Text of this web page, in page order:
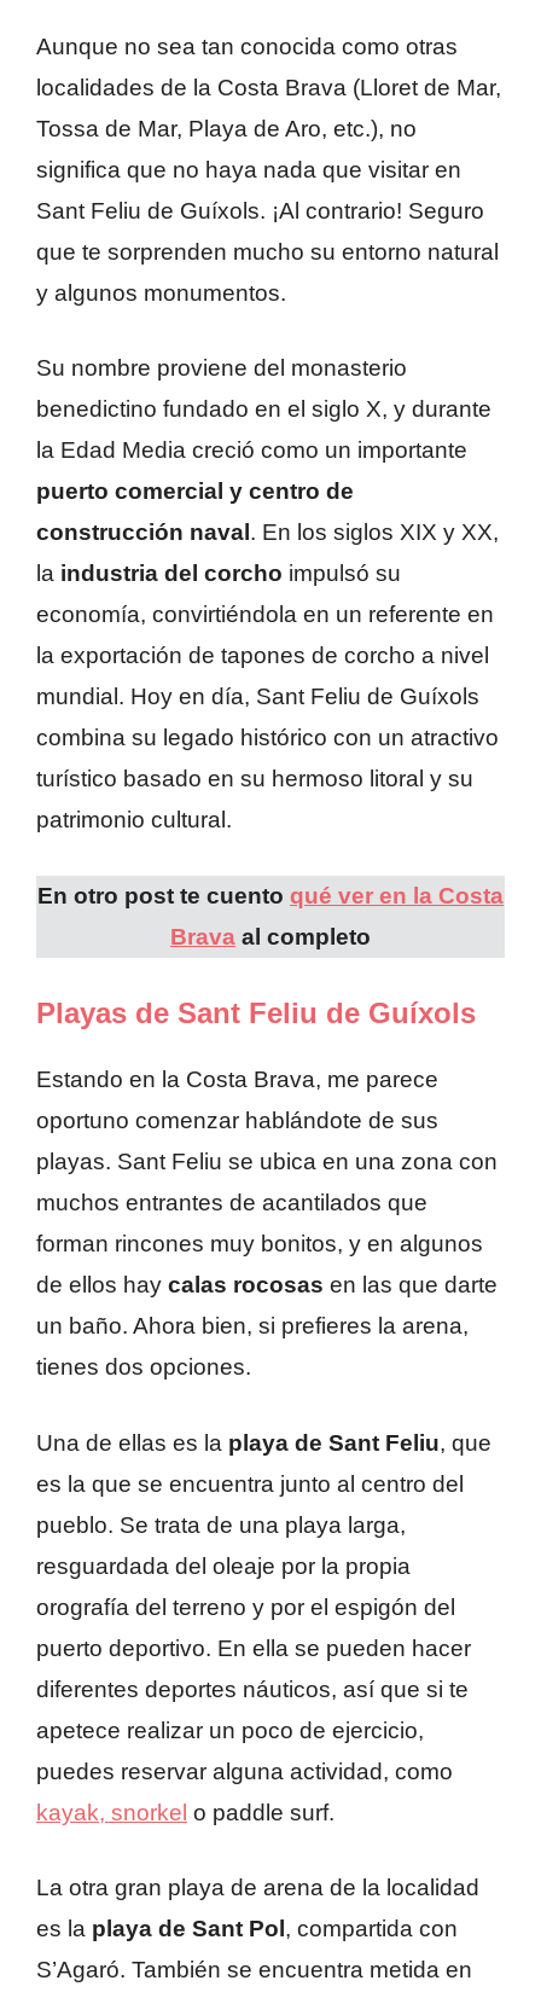
Aunque no sea tan conocida como otras
localidades de la Costa Brava (Lloret de Mar,
Tossa de Mar, Playa de Aro, etc.), no
significa que no haya nada que visitar en
Sant Feliu de Guíxols. ¡Al contrario! Seguro
que te sorprenden mucho su entorno natural
y algunos monumentos.
Su nombre proviene del monasterio
benedictino fundado en el siglo X, y durante
la Edad Media creció como un importante
puerto comercial y centro de
construcción naval . En los siglos XIX y XX,
la industria del corcho impulsó su
economía, convirtiéndola en un referente en
la exportación de tapones de corcho a nivel
mundial. Hoy en día, Sant Feliu de Guíxols
combina su legado histórico con un atractivo
turístico basado en su hermoso litoral y su
patrimonio cultural.
En otro post te cuento qué ver en la Costa
Brava al completo
Playas de Sant Feliu de Guíxols
Estando en la Costa Brava, me parece
oportuno comenzar hablándote de sus
playas. Sant Feliu se ubica en una zona con
muchos entrantes de acantilados que
forman rincones muy bonitos, y en algunos
de ellos hay calas rocosas en las que darte
un baño. Ahora bien, si prefieres la arena,
tienes dos opciones.
Una de ellas es la playa de Sant Feliu, que
es la que se encuentra junto al centro del
pueblo. Se trata de una playa larga,
resguardada del oleaje por la propia
orografía del terreno y por el espigón del
puerto deportivo. En ella se pueden hacer
diferentes deportes náuticos, así que si te
apetece realizar un poco de ejercicio,
puedes reservar alguna actividad, como
kayak, snorkel o paddle surf.
La otra gran playa de arena de la localidad
es la playa de Sant Pol , compartida con
S’Agaró. También se encuentra metida en